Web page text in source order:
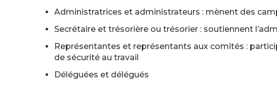
Administratrices et administrateurs : mènent des
Secrétaire et trésorière ou trésorier : soutiennent
Représentantes et représentants aux comités :
de sécurité au travail
Déléguées et délégués